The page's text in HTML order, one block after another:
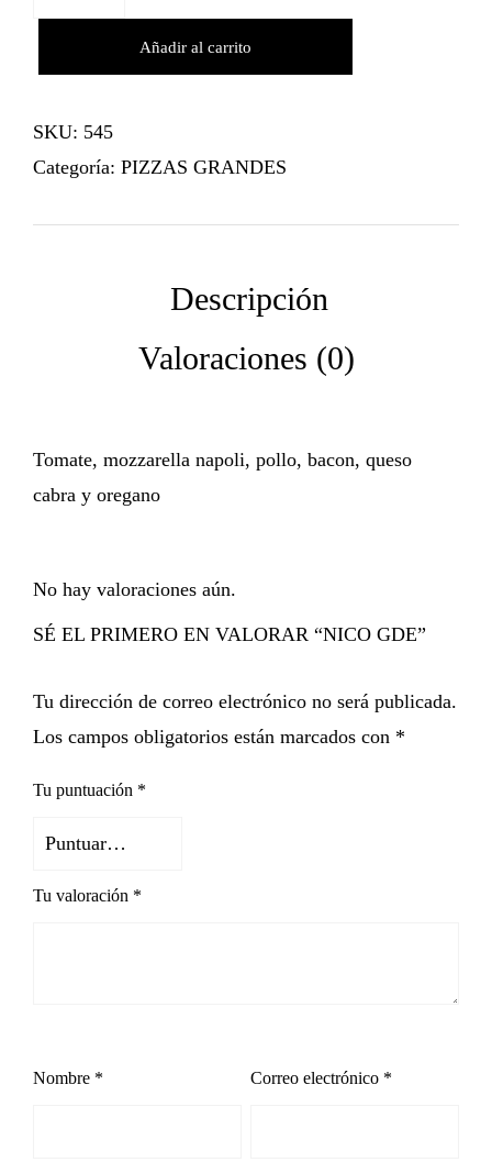
Añadir al carrito
SKU: 545
Categoría: PIZZAS GRANDES
Tomate, mozzarella napoli, pollo, bacon, queso
cabra y oregano
No hay valoraciones aún.
SÉ EL PRIMERO EN VALORAR “NICO GDE”
Tu dirección de correo electrónico no será publicada.
Los campos obligatorios están marcados con *
Tu puntuación *
Tu valoración *
Nombre * Correo electrónico *